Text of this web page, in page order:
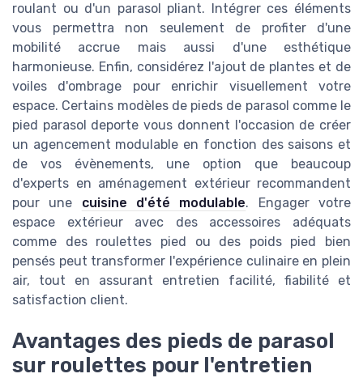
roulant ou d'un parasol pliant. Intégrer ces éléments
vous permettra non seulement de profiter d'une
mobilité accrue mais aussi d'une esthétique
harmonieuse. Enfin, considérez l'ajout de plantes et de
voiles d'ombrage pour enrichir visuellement votre
espace. Certains modèles de pieds de parasol comme le
pied parasol deporte vous donnent l'occasion de créer
un agencement modulable en fonction des saisons et
de vos évènements, une option que beaucoup
d'experts en aménagement extérieur recommandent
pour une cuisine d'été modulable. Engager votre
espace extérieur avec des accessoires adéquats
comme des roulettes pied ou des poids pied bien
pensés peut transformer l'expérience culinaire en plein
air, tout en assurant entretien facilité, fiabilité et
satisfaction client.
Avantages des pieds de parasol
sur roulettes pour l'entretien